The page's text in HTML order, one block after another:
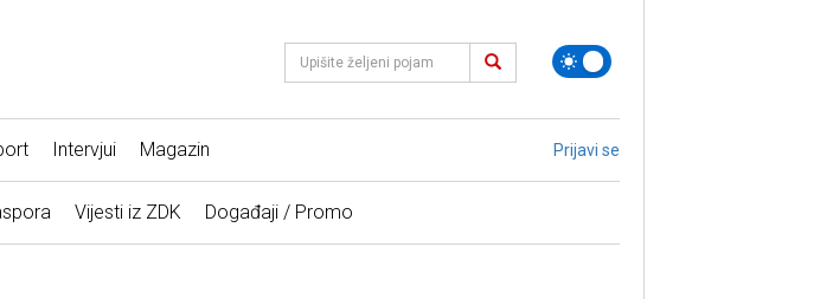
Intervjui Magazin Prijavi se
Vijesti iz ZDK Događaji / Promo